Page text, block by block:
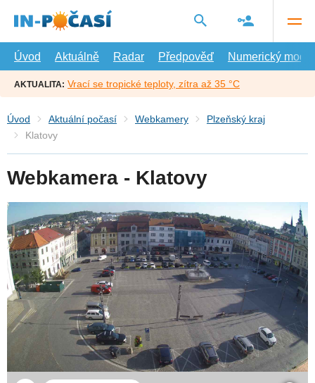
hlavní
Úvod
Aktuálně Radar Předpověď Numerický model
AKTUALITA: Vrací se tropické teploty, zítra až 35 °C
Úvod Aktuální počasí Webkamery
Plzeňský kraj
Klatovy
Webkamera - Klatovy